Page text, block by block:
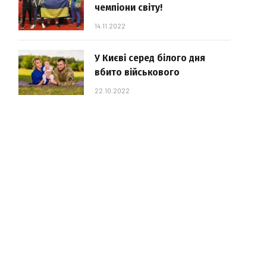
чемпіони світу!
14.11.2022
У Києві серед білого дня
вбито військового
22.10.2022